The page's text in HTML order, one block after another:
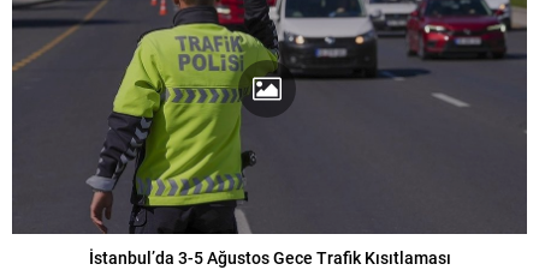
İstanbul’da 3-5 Ağustos Gece Trafik Kısıtlaması